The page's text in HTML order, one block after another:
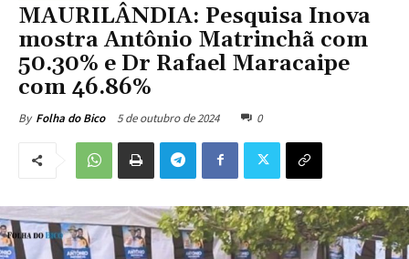
MAURILÂNDIA: Pesquisa Inova
mostra Antônio Matrinchã com
50.30% e Dr Rafael Maracaipe
com 46.86%
By Folha do Bico 5 de outubro de 2024 0